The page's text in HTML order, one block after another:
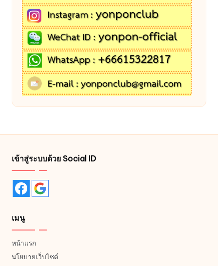
เข้าสู่ระบบด้วย Social ID
เมนู
หน้าแรก
นโยบายเว็บไซต์